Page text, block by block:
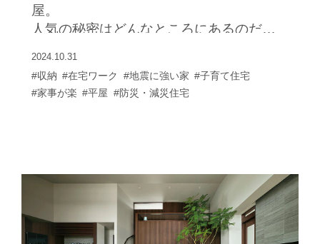
支えています。 「ソファに座って景色を
眺めたり、愛犬と一緒に遊んだり。大き
な窓から四季折々に変化していく山の姿
を楽しむことができるので、家時間が格
別なものになりました」と微笑むＴさ
屋。
人気の秘密はどんなところにあるのだろ
らすメリットについて考えてみよう。
2024.10.31
#収納 #在宅ワーク #地震に強い家 #子育て住宅
#家事が楽 #平屋 #防災・減災住宅